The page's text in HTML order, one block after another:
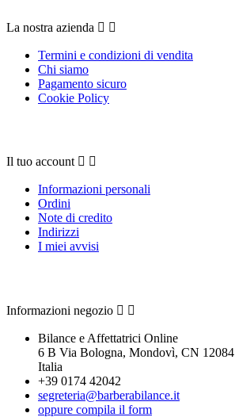
La nostra azienda  
Termini e condizioni di vendita
Chi siamo
Pagamento sicuro
Cookie Policy
Il tuo account  
Informazioni personali
Ordini
Note di credito
Indirizzi
I miei avvisi
Informazioni negozio  
Bilance e Affettatrici Online
6 B Via Bologna, Mondovì, CN 12084
Italia
+39 0174 42042
segreteria@barberabilance.it
oppure compila il form